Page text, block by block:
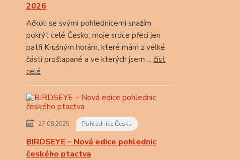
2026
Ačkoli se svými pohlednicemi snažím
pokrýt celé Česko, moje srdce přeci jen
patří Krušným horám, které mám z velké
části prošlapané a ve kterých jsem ... číst
celé
27.08.2025 Pohlednice Česka
BIRDSEYE – Nová edice pohlednic
českého ptactva